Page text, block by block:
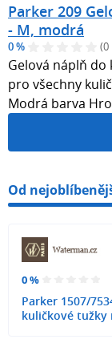
Parker 209
- M, modrá
0 % (0
Gelová náplň do
pro všechny
Modrá barva
Od
0 %
Parker 1507/
kuličkové tužky